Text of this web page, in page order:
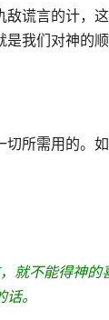
敌谎言的计，
我们对神的顺
切所需用的。
就不能得神的
。